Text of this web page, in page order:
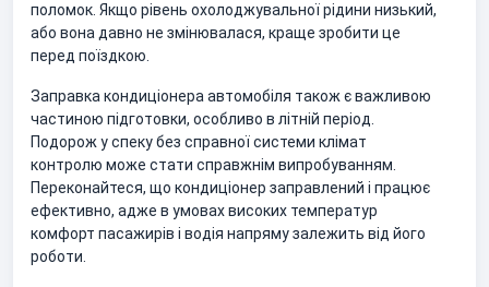
поломок. Якщо рівень охолоджувальної рідини низький,
або вона давно не змінювалася, краще зробити це
перед поїздкою.
Заправка кондиціонера автомобіля також є важливою
частиною підготовки, особливо в літній період.
Подорож у спеку без справної системи клімат
контролю може стати справжнім випробуванням.
Переконайтеся, що кондиціонер заправлений і працює
ефективно, адже в умовах високих температур
комфорт пасажирів і водія напряму залежить від його
роботи.